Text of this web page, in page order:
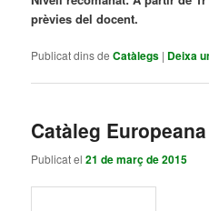
prèvies del docent.
Publicat dins de Catàlegs | Deixa
Catàleg Europeana
Publicat el21 de març de 2015